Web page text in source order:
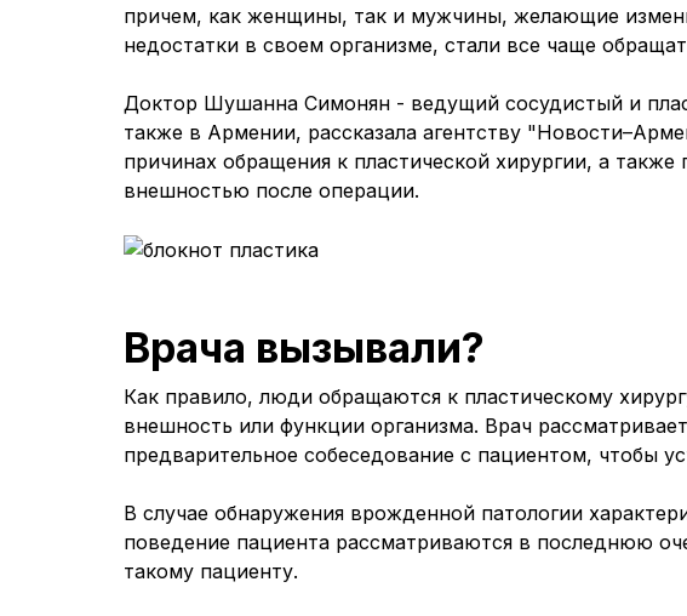
причем, как женщины, так и мужчины, желающие
недостатки в своем организме, стали все чаще
Доктор Шушанна Симонян - ведущий сосудистый и
также в Армении, рассказала агентству
причинах обращения к пластической хирургии, а
внешностью после операции.
Врача вызывали?
Как правило, люди обращаются к пластическому
внешность или функции организма. Врач
предварительное собеседование с пациентом, чтобы
В случае обнаружения врожденной патологии
поведение пациента рассматриваются в последнюю
такому пациенту.